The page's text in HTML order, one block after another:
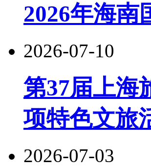
2026年海南
2026-07-10
第37届上海
项特色文旅
2026-07-03